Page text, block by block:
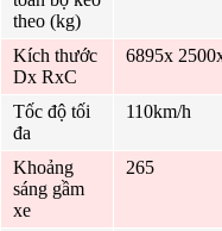
theo (kg)
Kích thước
Dx RxC
6895x
Tốc độ tối
đa
110km/h
Khoảng
sáng gầm
xe
265